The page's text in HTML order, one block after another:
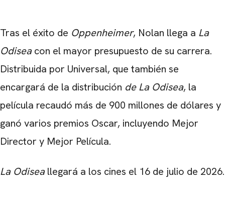
Tras el éxito de Oppenheimer, Nolan llega a La
Odiseacon el mayor presupuesto de su carrera.
Distribuida por Universal, que también se
encargará de la distribución de La Odisea, la
película recaudó más de 900 millones de dólares y
ganó varios premios Oscar, incluyendo Mejor
Director y Mejor Película.
La Odiseallegará a los cines el 16 de julio de 2026.